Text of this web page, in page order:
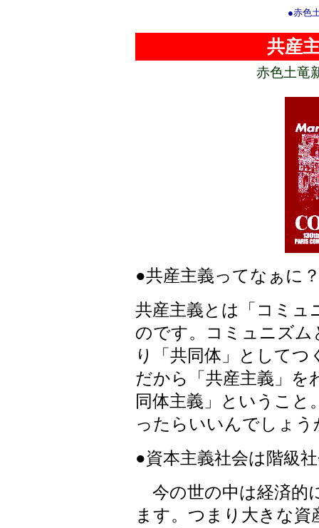
●赤色
共産
赤色土竜
●共産主義ってなぁに
共産主義とは「コミュ
のです。コミュニズ
り「共同体」として
だから「共産主義」を
同体主義」ということ
ったらいいんでしょう
●資本主義社会は階級
今の世の中は経済的
ます。つまり大きな